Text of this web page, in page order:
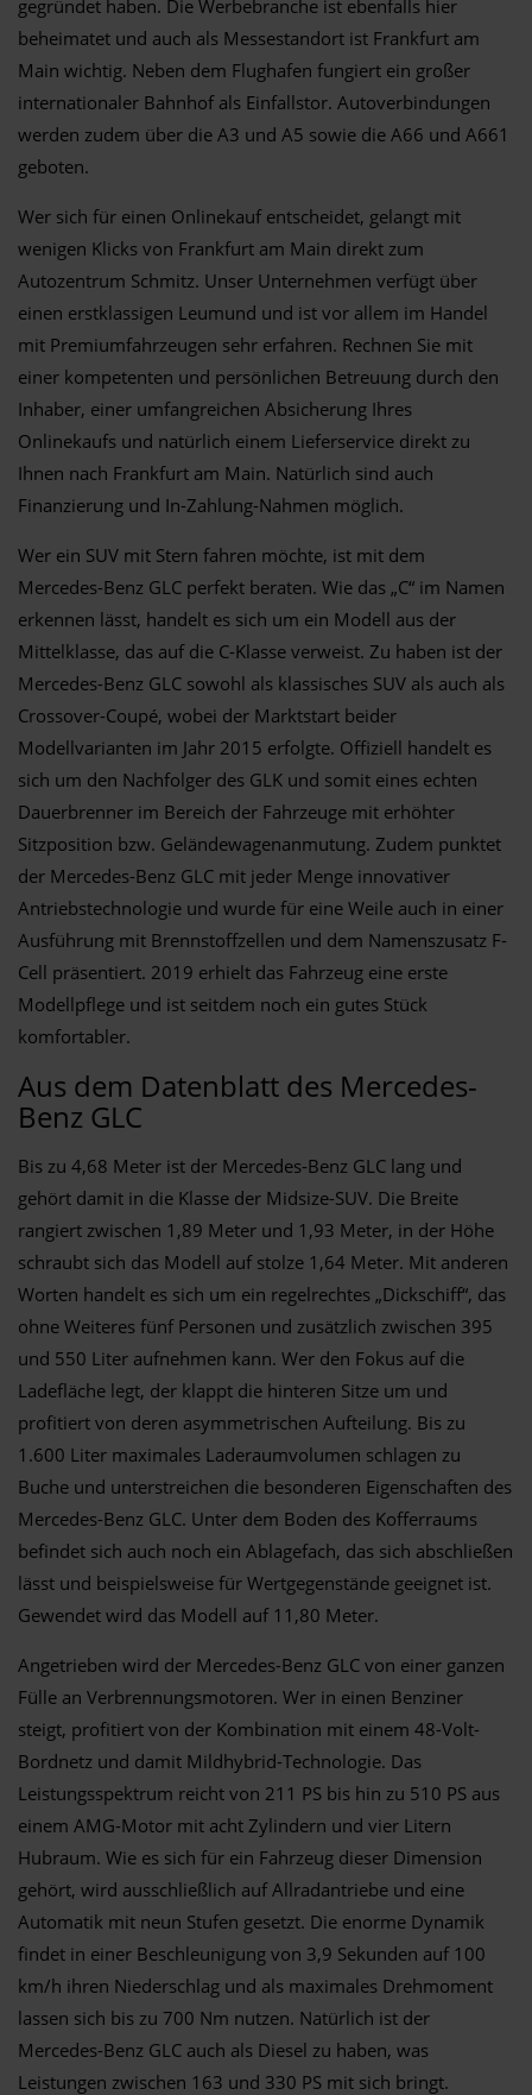
gegründet haben. Die Werbebranche ist ebenfalls hier
beheimatet und auch als Messestandort ist Frankfurt am
Main wichtig. Neben dem Flughafen fungiert ein großer
internationaler Bahnhof als Einfallstor. Autoverbindungen
werden zudem über die A3 und A5 sowie die A66 und A661
geboten.
Wer sich für einen Onlinekauf entscheidet, gelangt mit
wenigen Klicks von Frankfurt am Main direkt zum
Autozentrum Schmitz. Unser Unternehmen verfügt über
einen erstklassigen Leumund und ist vor allem im Handel
mit Premiumfahrzeugen sehr erfahren. Rechnen Sie mit
einer kompetenten und persönlichen Betreuung durch den
Inhaber, einer umfangreichen Absicherung Ihres
Onlinekaufs und natürlich einem Lieferservice direkt zu
Ihnen nach Frankfurt am Main. Natürlich sind auch
Finanzierung und In-Zahlung-Nahmen möglich.
Wer ein SUV mit Stern fahren möchte, ist mit dem
Mercedes-Benz GLC perfekt beraten. Wie das „C“ im Namen
erkennen lässt, handelt es sich um ein Modell aus der
Mittelklasse, das auf die C-Klasse verweist. Zu haben ist der
Mercedes-Benz GLC sowohl als klassisches SUV als auch als
Crossover-Coupé, wobei der Marktstart beider
Modellvarianten im Jahr 2015 erfolgte. Offiziell handelt es
sich um den Nachfolger des GLK und somit eines echten
Dauerbrenner im Bereich der Fahrzeuge mit erhöhter
Sitzposition bzw. Geländewagenanmutung. Zudem punktet
der Mercedes-Benz GLC mit jeder Menge innovativer
Antriebstechnologie und wurde für eine Weile auch in einer
Ausführung mit Brennstoffzellen und dem Namenszusatz F-
Cell präsentiert. 2019 erhielt das Fahrzeug eine erste
Modellpflege und ist seitdem noch ein gutes Stück
komfortabler.
Aus dem Datenblatt des Mercedes-
Benz GLC
Bis zu 4,68 Meter ist der Mercedes-Benz GLC lang und
gehört damit in die Klasse der Midsize-SUV. Die Breite
rangiert zwischen 1,89 Meter und 1,93 Meter, in der Höhe
schraubt sich das Modell auf stolze 1,64 Meter. Mit anderen
Worten handelt es sich um ein regelrechtes „Dickschiff“, das
ohne Weiteres fünf Personen und zusätzlich zwischen 395
und 550 Liter aufnehmen kann. Wer den Fokus auf die
Ladefläche legt, der klappt die hinteren Sitze um und
profitiert von deren asymmetrischen Aufteilung. Bis zu
1.600 Liter maximales Laderaumvolumen schlagen zu
Buche und unterstreichen die besonderen Eigenschaften des
Mercedes-Benz GLC. Unter dem Boden des Kofferraums
befindet sich auch noch ein Ablagefach, das sich abschließen
lässt und beispielsweise für Wertgegenstände geeignet ist.
Gewendet wird das Modell auf 11,80 Meter.
Angetrieben wird der Mercedes-Benz GLC von einer ganzen
Fülle an Verbrennungsmotoren. Wer in einen Benziner
steigt, profitiert von der Kombination mit einem 48-Volt-
Bordnetz und damit Mildhybrid-Technologie. Das
Leistungsspektrum reicht von 211 PS bis hin zu 510 PS aus
einem AMG-Motor mit acht Zylindern und vier Litern
Hubraum. Wie es sich für ein Fahrzeug dieser Dimension
gehört, wird ausschließlich auf Allradantriebe und eine
Automatik mit neun Stufen gesetzt. Die enorme Dynamik
findet in einer Beschleunigung von 3,9 Sekunden auf 100
km/h ihren Niederschlag und als maximales Drehmoment
lassen sich bis zu 700 Nm nutzen. Natürlich ist der
Mercedes-Benz GLC auch als Diesel zu haben, was
Leistungen zwischen 163 und 330 PS mit sich bringt.